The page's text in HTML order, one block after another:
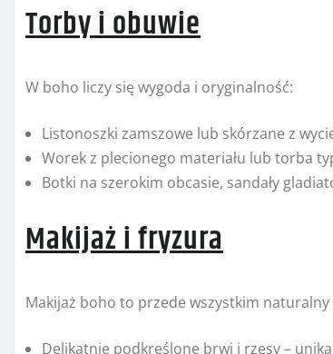
Torby i obuwie
W boho liczy się wygoda i oryginalność:
Listonoszki zamszowe lub skórzane z
Worek z plecionego materiału lub torba
Botki na szerokim obcasie, sandały
Makijaż i fryzura
Makijaż boho to przede wszystkim
Delikatnie podkreślone brwi i rzęsy –